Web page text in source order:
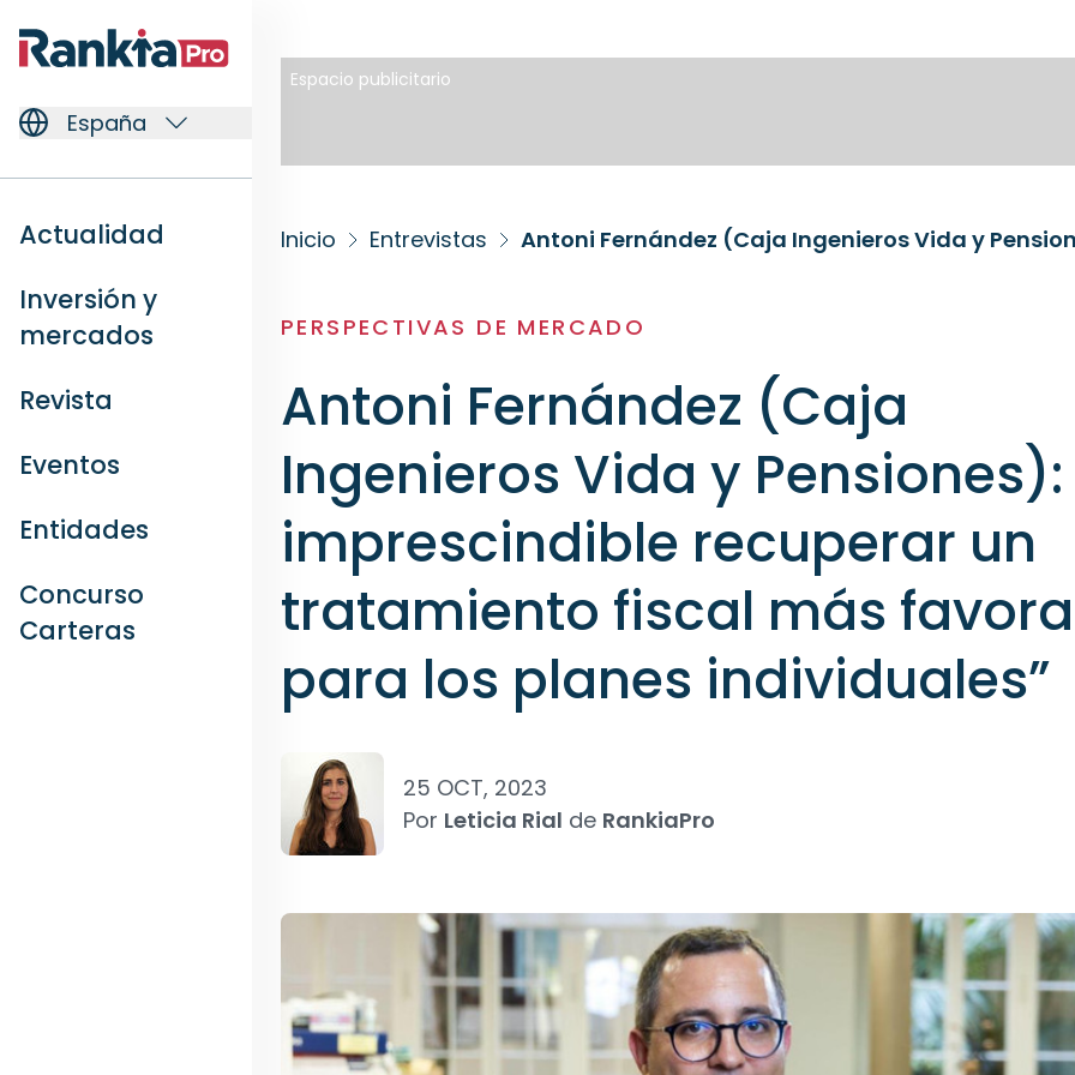
España
Actualidad
Inversión y
mercados
Revista
Eventos
Entidades
Concurso
Carteras
Espacio publicitario
Inicio Entrevistas
PERSPECTIVAS DE MERCADO
Antoni Fernández (Caja
Ingenieros Vida y Pensiones):
imprescindible recuperar un
tratamiento fiscal más
para los planes individuales”
25 OCT, 2023
Por Leticia Rial de RankiaPro